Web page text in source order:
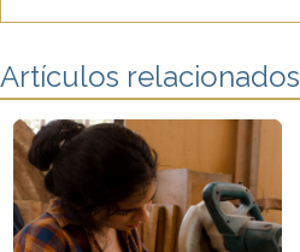
Artículos relacionados